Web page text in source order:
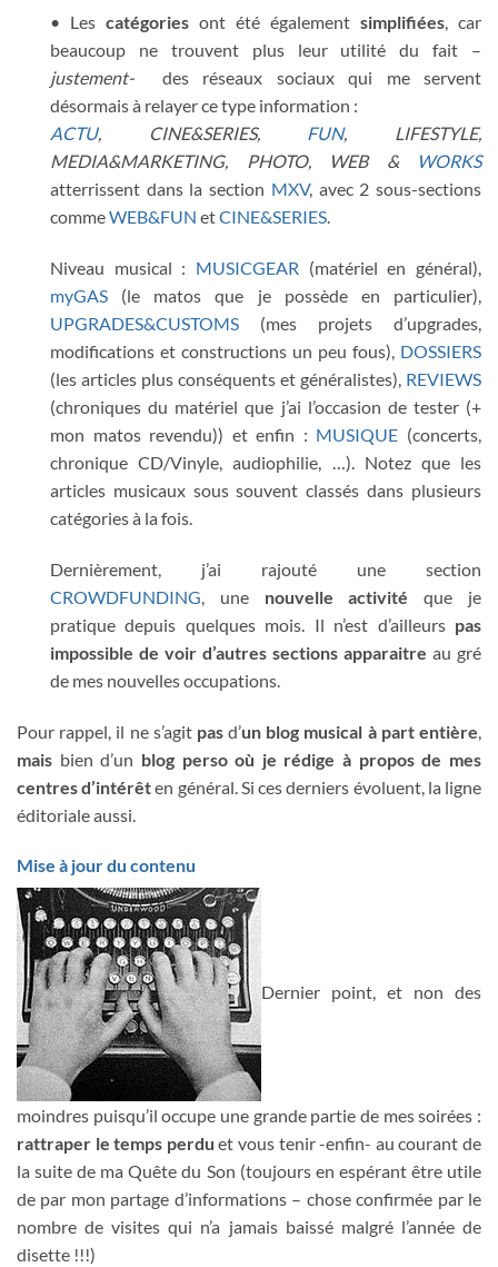
• Les catégories ont été également simplifiées, car
beaucoup ne trouvent plus leur utilité du fait –
justement- des réseaux sociaux qui me servent
désormais à relayer ce type information :
ACTU, CINE&SERIES, FUN, LIFESTYLE,
MEDIA&MARKETING, PHOTO, WEB &
WORKS
atterrissent dans la section MXV, avec 2 sous-sections
commeWEB&FUN etCINE&SERIES.
Niveau musical : MUSICGEAR (matériel en général),
myGAS (le matos que je possède en particulier),
UPGRADES&CUSTOMS (mes projets d’upgrades,
modifications et constructions un peu fous), DOSSIERS
(les articles plus conséquents et généralistes), REVIEWS
(chroniques du matériel que j’ai l’occasion de tester (+
mon matos revendu)) et enfin : MUSIQUE (concerts,
chronique CD/Vinyle, audiophilie, …). Notez que les
articles musicaux sous souvent classés dans plusieurs
catégories à la fois.
Dernièrement, j’ai rajouté une section
CROWDFUNDING, une nouvelle activité que je
pratique depuis quelques mois. Il n’est d’ailleurspas
impossible de voir d’autres sections apparaitre au gré
de mes nouvelles occupations.
Pour rappel, il ne s’agit pasd’un blog musical à part entière
mais bien d’un blog perso où je rédige à propos de mes
centres d’intérêten général. Si ces derniers évoluent, la ligne
éditoriale aussi.
Mise à jour du contenu
Dernier point, et non des
moindres puisqu’il occupe une grande partie de mes soirées :
rattraper le temps perdu et vous tenir -enfin- au courant de
la suite de ma Quête du Son (toujours en espérant être utile
de par mon partage d’informations – chose confirmée par le
nombre de visites qui n’a jamais baissé malgré l’année de
disette !!!)